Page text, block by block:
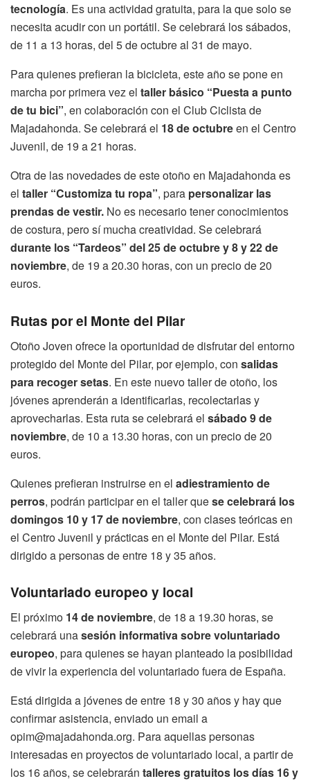
tecnología. Es una actividad gratuita, para la que solo se
necesita acudir con un portátil. Se celebrará los sábados,
de 11 a 13 horas, del 5 de octubre al 31 de mayo.
Para quienes prefieran la bicicleta, este año se pone en
marcha por primera vez el taller básico “Puesta a punto
de tu bici”, en colaboración con el Club Ciclista de
Majadahonda. Se celebrará el 18 de octubreen el Centro
Juvenil, de 19 a 21 horas.
Otra de las novedades de este otoño en Majadahonda es
el taller “Customiza tu ropa”, para personalizar las
prendas de vestir. No es necesario tener conocimientos
de costura, pero sí mucha creatividad. Se celebrará
durante los “Tardeos” del 25 de octubre y 8 y 22 de
noviembre, de 19 a 20.30 horas, con un precio de 20
euros.
Rutas por el Monte del Pilar
Otoño Joven ofrece la oportunidad de disfrutar del entorno
protegido del Monte del Pilar, por ejemplo, con salidas
para recoger setas. En este nuevo taller de otoño, los
jóvenes aprenderán a identificarlas, recolectarlas y
aprovecharlas. Esta ruta se celebrará el sábado 9 de
noviembre, de 10 a 13.30 horas, con un precio de 20
euros.
Quienes prefieran instruirse en el adiestramiento de
perros, podrán participar en el taller quese celebrará los
domingos 10 y 17 de noviembre, con clases teóricas en
el Centro Juvenil y prácticas en el Monte del Pilar. Está
dirigido a personas de entre 18 y 35 años.
Voluntariado europeo y local
El próximo 14 de noviembre, de 18 a 19.30 horas, se
celebrará unasesión informativa sobre voluntariado
europeo, para quienes se hayan planteado la posibilidad
de vivir la experiencia del voluntariado fuera de España.
Está dirigida a jóvenes de entre 18 y 30 años y hay que
confirmar asistencia, enviado un email a
opim@majadahonda.org. Para aquellas personas
interesadas en proyectos de voluntariado local, a partir de
los 16 años, se celebrarán talleres gratuitos los días 16 y